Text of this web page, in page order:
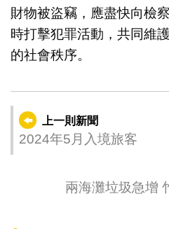
財物被盜竊，應盡快向檢
時打擊犯罪活動，共同維
的社會秩序。
上一則新聞
2024年5月入境旅客
兩海灘垃圾急增